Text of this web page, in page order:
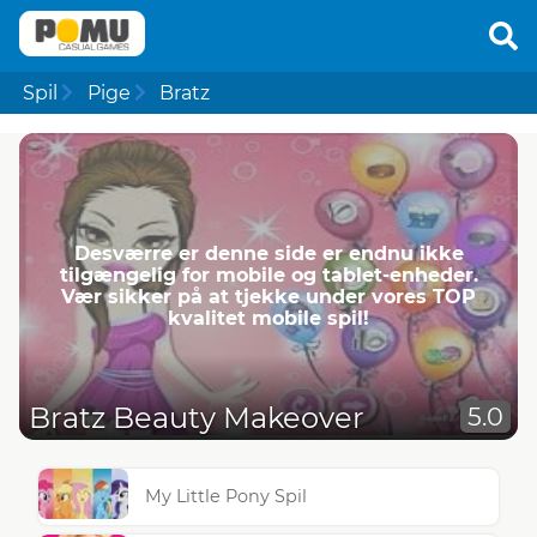
Spil Pige Bratz
Desværre er denne side er endnu ikke
tilgængelig for mobile og tablet-enheder.
Vær sikker på at tjekke under vores TOP
kvalitet mobile spil!
Bratz Beauty Makeover 5.0
My Little Pony Spil